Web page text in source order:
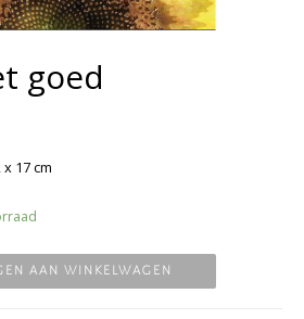
goed
17 cm
AAN WINKELWAGEN